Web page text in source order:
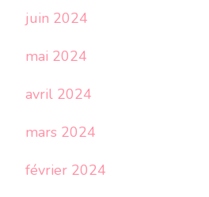
juin 2024
mai 2024
avril 2024
mars 2024
février 2024